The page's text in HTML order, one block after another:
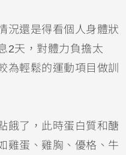
況還是得看個人身體狀
2天，對體力負擔太
為輕鬆的運動項目做訓
餓了，此時蛋白質和醣
雞蛋、雞胸、優格、牛